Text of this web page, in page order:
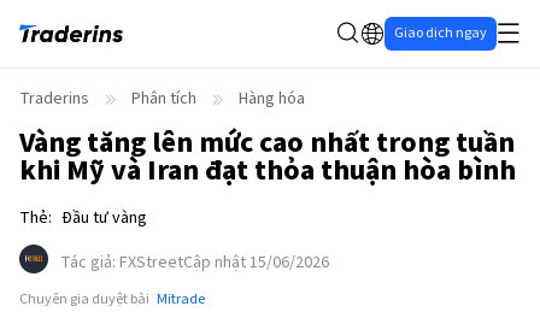
Giao dịch ngay
Traderins Phân tích Hàng hóa
Vàng tăng lên mức cao nhất trong tuần
khi Mỹ và Iran đạt thỏa thuận hòa bình
Thẻ: Đầu tư vàng
Tác giả: FXStreetCập nhật 15/06/2026
Chuyên gia duyệt bài Mitrade